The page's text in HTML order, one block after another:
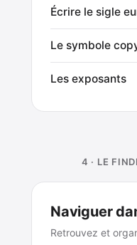
Écrire le sigle
Le symbole
Les exposants
4 · LE
Naviguer
Retrouvez et